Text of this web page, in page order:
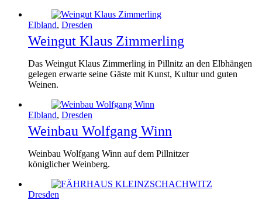
Elbland, Dresden
Weingut Klaus Zimmerling
Das Weingut Klaus Zimmerling in Pillnitz an den Elbhängen
gelegen erwarte seine Gäste mit Kunst, Kultur und guten
Weinen.
Elbland, Dresden
Weinbau Wolfgang Winn
Weinbau Wolfgang Winn auf dem Pillnitzer
königlicher Weinberg.
Dresden